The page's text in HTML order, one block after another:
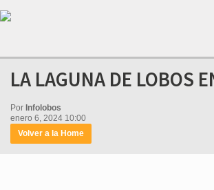
LA LAGUNA DE LOBOS
Por Infolobos
enero 6, 2024 10:00
Volver a la Home